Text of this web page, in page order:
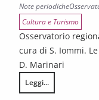
Note periodiche
Cultura e Turismo
Osservatorio
cura di S. Iommi.
D. Marinari
Leggi...
LA CONGIUNTURA